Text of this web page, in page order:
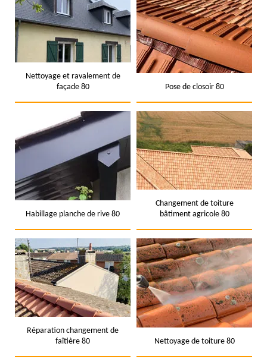
Nettoyage et ravalement de
façade 80
Pose de closoir 80
Habillage planche de rive 80
Changement de toiture
bâtiment agricole 80
Réparation changement de
faîtière 80
Nettoyage de toiture 80